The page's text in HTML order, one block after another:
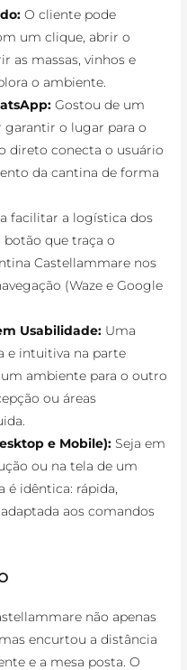
O cliente pode
um clique, abrir o
as massas, vinhos e
o ambiente.
Gostou de um
garantir o lugar para o
direto conecta o usuário
da cantina de forma
facilitar a logística dos
que traça o
Castellammare nos
(Waze e Google
Usabilidade: Uma
e intuitiva na parte
ambiente para o outro
ou áreas
e Mobile): Seja em
ou na tela de um
é idêntica: rápida,
aos comandos
não apenas
encurtou a distância
e a mesa posta. O